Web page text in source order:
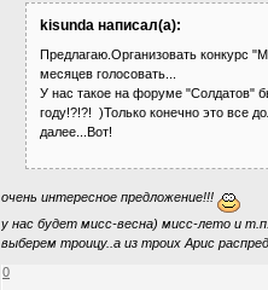
kisunda написал(а):
Предлагаю.Организовать конкурс
месяцев голосовать...
У нас такое на форуме "Солдатов"
году!?!?! )Только конечно это все
далее...Вот!
очень интересное предложение!!!
у нас будет мисс-весна) мисс-лето и
выберем троицу..а из троих Арис
0